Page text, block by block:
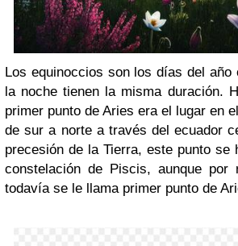
Los equinoccios son los días del
la noche tienen la misma duración.
primer punto de Aries era el lugar en
de sur a norte a través del ecuador
precesión de la Tierra, este punto se
constelación de Piscis, aunque por
todavía se le llama primer punto de